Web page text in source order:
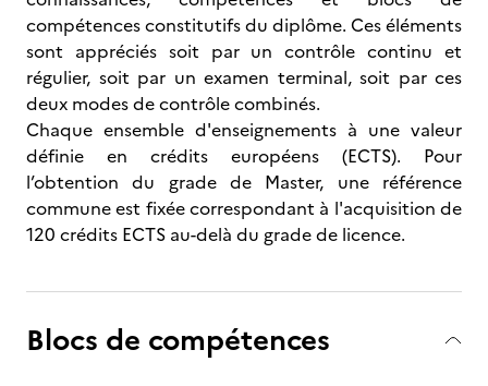
compétences constitutifs du diplôme. Ces éléments
sont appréciés soit par un contrôle continu et
régulier, soit par un examen terminal, soit par ces
deux modes de contrôle combinés.
Chaque ensemble d'enseignements à une valeur
définie en crédits européens (ECTS). Pour
l’obtention du grade de Master, une référence
commune est fixée correspondant à l'acquisition de
120 crédits ECTS au-delà du grade de licence.
Blocs de compétences